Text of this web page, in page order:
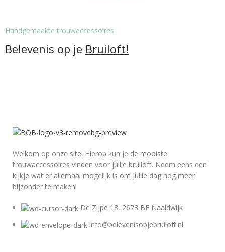
Handgemaakte trouwaccessoires
Belevenis op je Bruiloft!
Welkom op onze site! Hierop kun je de mooiste
trouwaccessoires vinden voor jullie bruiloft. Neem eens een
kijkje wat er allemaal mogelijk is om jullie dag nog meer
bijzonder te maken!
De Zijpe 18, 2673 BE Naaldwijk
info@belevenisopjebruiloft.nl